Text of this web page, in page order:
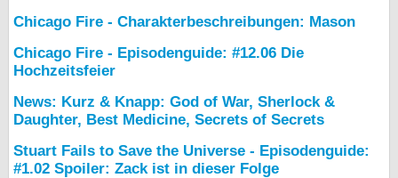
Chicago Fire - Charakterbeschreibungen: Mason
Chicago Fire - Episodenguide: #12.06 Die
Hochzeitsfeier
News: Kurz & Knapp: God of War, Sherlock &
Daughter, Best Medicine, Secrets of Secrets
Stuart Fails to Save the Universe - Episodenguide:
#1.02 Spoiler: Zack ist in dieser Folge